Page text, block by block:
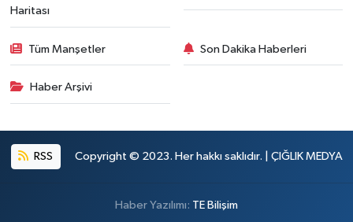
Haritası
Tüm Manşetler Son Dakika Haberleri
Haber Arşivi
RSS Copyright © 2023. Her hakkı saklıdır. | ÇIĞLIK MEDYA
Haber Yazılımı: TE Bilişim